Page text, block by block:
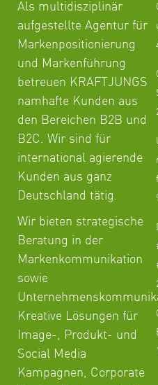
Als multidisziplinär
aufgestellte Agentur für
Markenpositionierung
und Markenführung
betreuen KRAFTJUNGS
namhafte Kunden aus
den Bereichen B2B und
B2C. Wir sind für
international agierende
Kunden aus ganz
Deutschland tätig.
Wir bieten strategische
Beratung in der
Markenkommunikation
sowie
Kreative Lösungen für
Image-, Produkt- und
Social Media
Kampagnen, Corporate